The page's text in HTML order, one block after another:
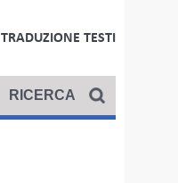
TRADUZIONE TESTI